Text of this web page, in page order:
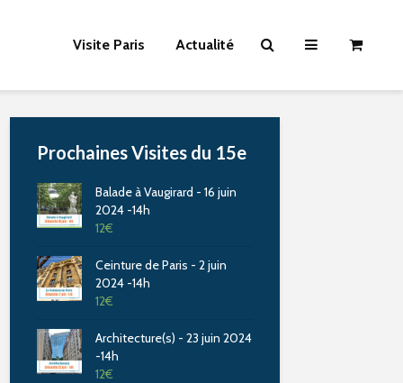
Visite Paris Actualité
Prochaines Visites du 15e
Balade à Vaugirard - 16 juin
2024 -14h
12€
Ceinture de Paris - 2 juin
2024 -14h
12€
Architecture(s) - 23 juin 2024
-14h
12€